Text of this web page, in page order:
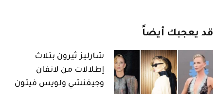
قد يعجبك أيضاً
شارليز ثيرون بثلاث
إطلالات من لانفان
وجيفنشي ولويس فيتون